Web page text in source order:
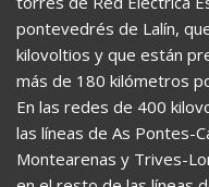
pontevedrés de Lalín,
kilovoltios y que están
más de 180 kilómetros
En las redes de 400
las líneas de As Pontes-
Montearenas y Trives-